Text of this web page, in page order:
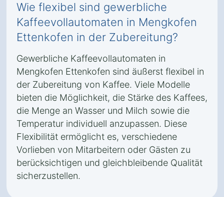
Wie flexibel sind gewerbliche
Kaffeevollautomaten in Mengkofen
Ettenkofen in der Zubereitung?
Gewerbliche Kaffeevollautomaten in
Mengkofen Ettenkofen sind äußerst flexibel in
der Zubereitung von Kaffee. Viele Modelle
bieten die Möglichkeit, die Stärke des Kaffees,
die Menge an Wasser und Milch sowie die
Temperatur individuell anzupassen. Diese
Flexibilität ermöglicht es, verschiedene
Vorlieben von Mitarbeitern oder Gästen zu
berücksichtigen und gleichbleibende Qualität
sicherzustellen.